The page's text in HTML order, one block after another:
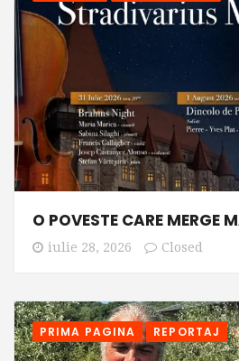
O POVESTE CARE MERGE
iulie 28, 2026 Closed
PRIMA PAGINA REPORTAJ